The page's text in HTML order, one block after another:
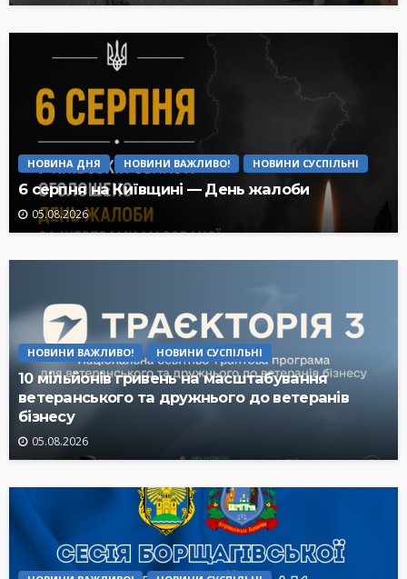
НОВИНА ДНЯ НОВИНИ ВАЖЛИВО! НОВИНИ СУСПІЛЬНІ
6 серпня на Київщині — День жалоби
05.08.2026
НОВИНИ ВАЖЛИВО! НОВИНИ СУСПІЛЬНІ
10 мільйонів гривень на масштабування
ветеранського та дружнього до ветеранів
бізнесу
05.08.2026